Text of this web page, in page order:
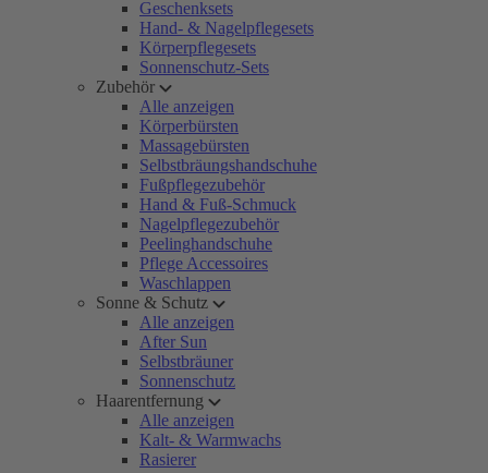
Geschenksets
Hand- & Nagelpflegesets
Körperpflegesets
Sonnenschutz-Sets
Zubehör
Alle anzeigen
Körperbürsten
Massagebürsten
Selbstbräungshandschuhe
Fußpflegezubehör
Hand & Fuß-Schmuck
Nagelpflegezubehör
Peelinghandschuhe
Pflege Accessoires
Waschlappen
Sonne & Schutz
Alle anzeigen
After Sun
Selbstbräuner
Sonnenschutz
Haarentfernung
Alle anzeigen
Kalt- & Warmwachs
Rasierer